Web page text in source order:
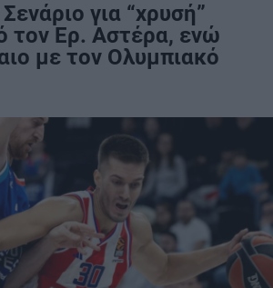
για “χρυσή”
τον Ερ. Αστέρα, ενώ
με τον Ολυμπιακό